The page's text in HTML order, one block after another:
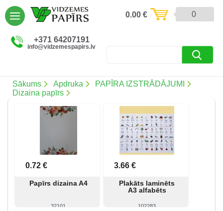
+371 64207191
info@vidzemespapirs.lv
0
0.00€
Sākums Apdruka
PAPĪRA IZSTRĀDĀJUMI
Dizaina papīrs
0.72 €
Papīrs dizaina A4
32101
3.66 €
Plakāts laminēts
A3 alfabēts
102283
AIZVĒRT
Atlaides (12)
Reģistrēties